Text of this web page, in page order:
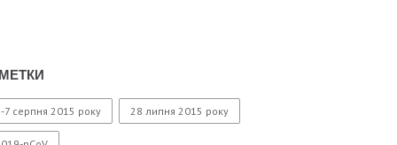
7 серпня 2015 року 28 липня 2015 року